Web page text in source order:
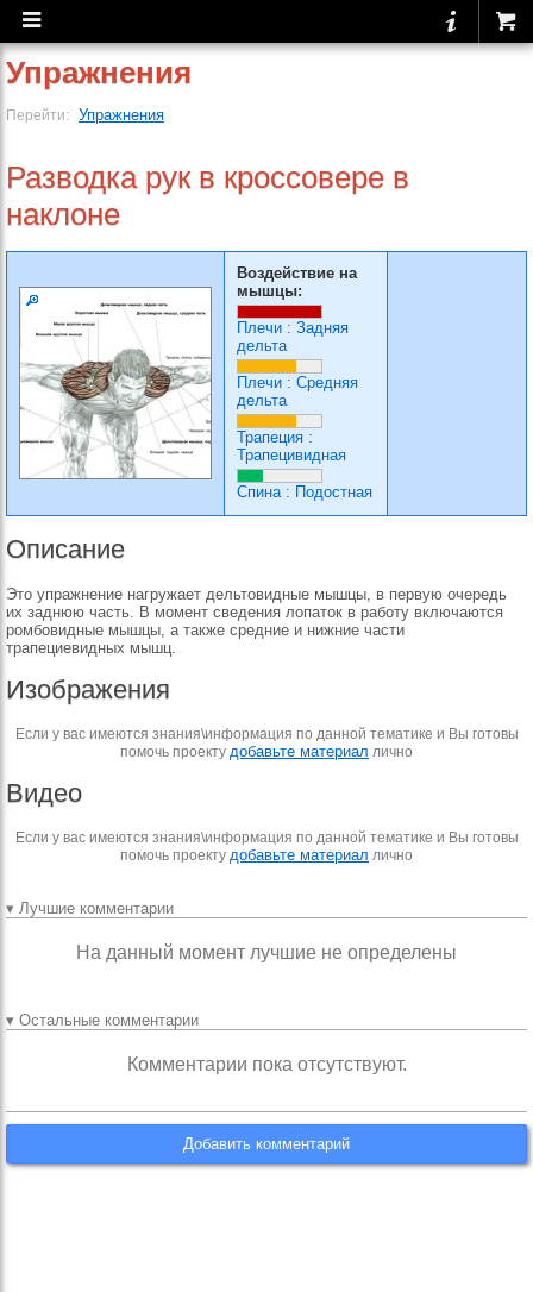
Упражнения
Перейти: Упражнения
Разводка рук в кроссовере в
наклоне
Воздействие на
мышцы:
Плечи : Задняя
дельта
Плечи : Средняя
дельта
Трапеция :
Трапецивидная
Спина: Подостная
Описание
Это упражнение нагружает дельтовидные мышцы, в первую очередь
их заднюю часть. В момент сведения лопаток в работу включаются
ромбовидные мышцы, а также средние и нижние части
трапециевидных мышц.
Изображения
Если у вас имеются знания\информация по данной тематике и Вы готовы
помочь проекту добавьте материал лично
Видео
Если у вас имеются знания\информация по данной тематике и Вы готовы
помочь проекту добавьте материал лично
▾ Лучшие комментарии
На данный момент лучшие не определены
▾ Остальные комментарии
Комментарии пока отсутствуют.
Добавить комментарий